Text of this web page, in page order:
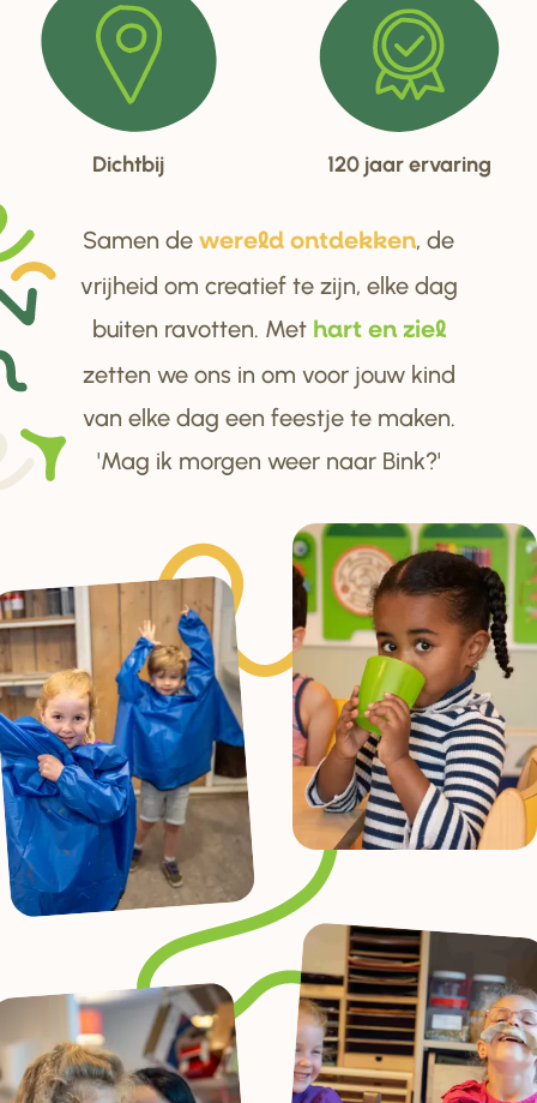
Dichtbij 120 jaar ervaring
Samen de wereld ontdekken, de
vrijheid om creatief te zijn, elke dag
buiten ravotten. Met hart en ziel
zetten we ons in om voor jouw kind
van elke dag een feestje te maken.
'Mag ik morgen weer naar Bink?'